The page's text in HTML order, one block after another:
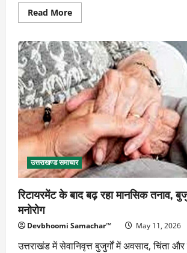
Read MoreRead
more
SOG
की
कार्रवाई,
डालनवाला
से
पकड़ा
गया
NEET
पेपर
लीक
आरोपी
उत्तराखण्ड समाचार
रिटायरमेंट के बाद बढ़ रहा मानसिक तनाव,
मनोरोग
Devbhoomi Samachar™ May 11, 2026
उत्तराखंड में सेवानिवृत्त बुजुर्गों में अवसाद, चिंता और